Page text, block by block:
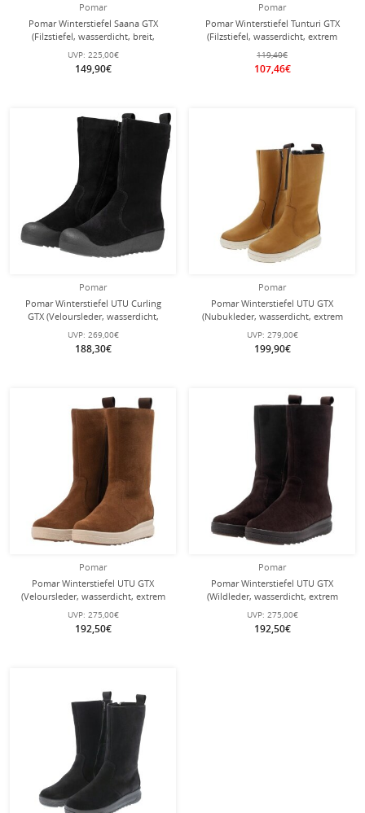
Pomar
Pomar Winterstiefel Saana GTX
(Filzstiefel, wasserdicht, breit,
extrem warm) hellgrau Damen
UVP: 225,00€
149,90€
Pomar
Pomar Winterstiefel Tunturi GTX
(Filzstiefel, wasserdicht, extrem
warm) granitgrau Damen
119,40€
107,46€
Pomar
Pomar Winterstiefel UTU Curling
GTX (Veloursleder, wasserdicht,
extrem warm, gefüttert) schwarz
Damen
UVP: 269,00€
188,30€
Pomar
Pomar Winterstiefel UTU GTX
(Nubukleder, wasserdicht, extrem
warm, gefüttert) tan braun Damen
UVP: 279,00€
199,90€
Pomar
Pomar Winterstiefel UTU GTX
(Veloursleder, wasserdicht, extrem
warm, gefüttert) braun Damen
UVP: 275,00€
192,50€
Pomar
Pomar Winterstiefel UTU GTX
(Wildleder, wasserdicht, extrem
warm, gefüttert) dunkelbraun
Damen
UVP: 275,00€
192,50€